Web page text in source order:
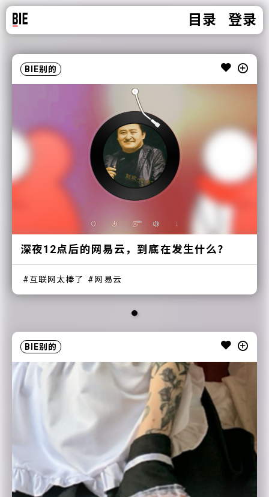
目录 登录
BIE别的
深夜12点后的网易云，到底在发生什么？
互联网太棒了 网易云
BIE别的